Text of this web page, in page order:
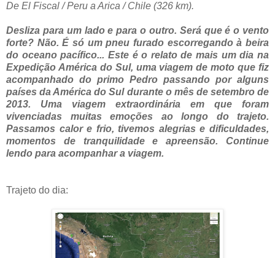
De El Fiscal / Peru a Arica / Chile (326 km).
Desliza para um lado e para o outro. Será que é o vento
forte? Não. É só um pneu furado escorregando à beira
do oceano pacífico... Este é o relato de mais um dia na
Expedição América do Sul, uma viagem de moto que fiz
acompanhado do primo Pedro passando por alguns
países da América do Sul durante o mês de setembro de
2013. Uma viagem extraordinária em que foram
vivenciadas muitas emoções ao longo do trajeto.
Passamos calor e frio, tivemos alegrias e dificuldades,
momentos de tranquilidade e apreensão. Continue
lendo para acompanhar a viagem.
Trajeto do dia: